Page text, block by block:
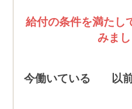
給付の条件を満たし
みまし
今働いている 以